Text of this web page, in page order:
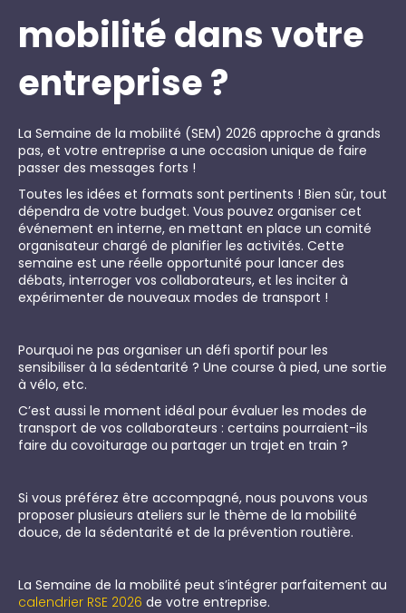
mobilité dans votre
entreprise ?
La Semaine de la mobilité (SEM) 2026 approche à grands
pas, et votre entreprise a une occasion unique de faire
passer des messages forts !
Toutes les idées et formats sont pertinents ! Bien sûr, tout
dépendra de votre budget. Vous pouvez organiser cet
événement en interne, en mettant en place un comité
organisateur chargé de planifier les activités. Cette
semaine est une réelle opportunité pour lancer des
débats, interroger vos collaborateurs, et les inciter à
expérimenter de nouveaux modes de transport !
Pourquoi ne pas organiser un défi sportif pour les
sensibiliser à la sédentarité ? Une course à pied, une sortie
à vélo, etc.
C’est aussi le moment idéal pour évaluer les modes de
transport de vos collaborateurs : certains pourraient-ils
faire du covoiturage ou partager un trajet en train ?
Si vous préférez être accompagné, nous pouvons vous
proposer plusieurs ateliers sur le thème de la mobilité
douce, de la sédentarité et de la prévention routière.
La Semaine de la mobilité peut s’intégrer parfaitement au
calendrier RSE 2026 de votre entreprise.